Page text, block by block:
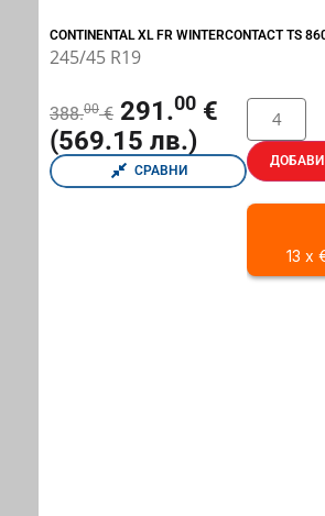
CONTINENTAL XL FR WINTERCONTACT TS
245/45 R19
388.00 € 291.00 €
(569.15 лв.)
СРАВНИ
ДОБАВИ
13 x